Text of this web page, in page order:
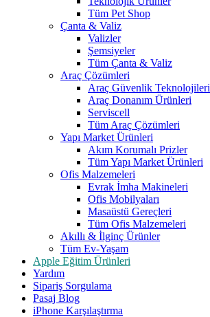
Tüm Pet Shop
Çanta & Valiz
Valizler
Şemsiyeler
Tüm Çanta & Valiz
Araç Çözümleri
Araç Güvenlik Teknolojileri
Araç Donanım Ürünleri
Serviscell
Tüm Araç Çözümleri
Yapı Market Ürünleri
Akım Korumalı Prizler
Tüm Yapı Market Ürünleri
Ofis Malzemeleri
Evrak İmha Makineleri
Ofis Mobilyaları
Masaüstü Gereçleri
Tüm Ofis Malzemeleri
Akıllı & İlginç Ürünler
Tüm Ev-Yaşam
Apple Eğitim Ürünleri
Yardım
Sipariş Sorgulama
Pasaj Blog
iPhone Karşılaştırma